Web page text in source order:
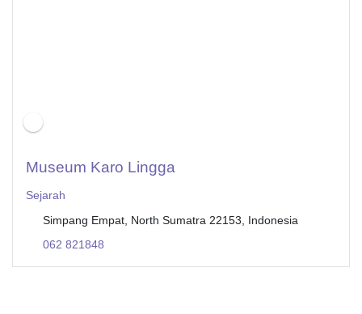
Museum Karo Lingga
Sejarah
Simpang Empat, North Sumatra 22153, Indonesia
062 821848